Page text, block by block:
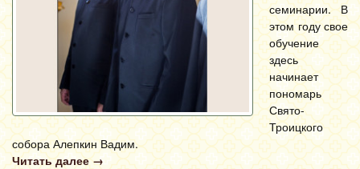
семинарии. В
этом году свое
обучение
здесь
начинает
пономарь
Свято-
Троицкого
собора Алепкин Вадим.
Читать далее →